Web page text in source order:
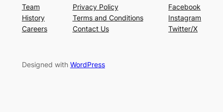
Team
History
Careers
Privacy Policy
Terms and Conditions
Contact Us
Facebook
Instagram
Twitter/X
Designed with WordPress